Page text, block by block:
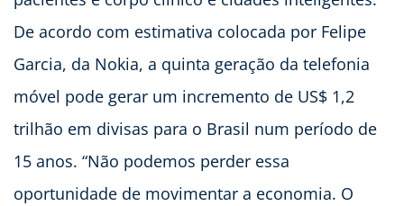
De acordo com estimativa colocada por Felipe
Garcia, da Nokia, a quinta geração da telefonia
móvel pode gerar um incremento de US$ 1,2
trilhão em divisas para o Brasil num período de
15 anos. “Não podemos perder essa
oportunidade de movimentar a economia. O